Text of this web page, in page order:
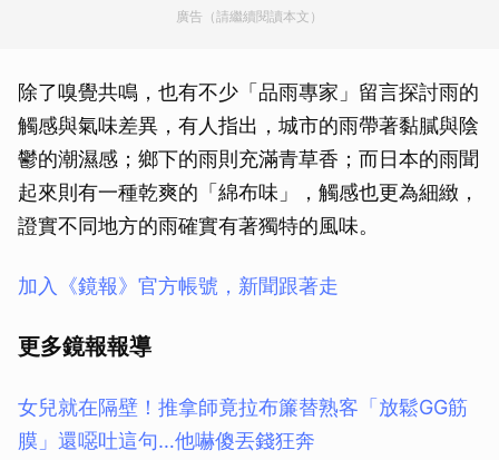
廣告（請繼續閱讀本文）
除了嗅覺共鳴，也有不少「品雨專家」留言探討雨的
觸感與氣味差異，有人指出，城市的雨帶著黏膩與陰
鬱的潮濕感；鄉下的雨則充滿青草香；而日本的雨聞
起來則有一種乾爽的「綿布味」，觸感也更為細緻，
證實不同地方的雨確實有著獨特的風味。
加入《鏡報》官方帳號，新聞跟著走
更多鏡報報導
女兒就在隔壁！推拿師竟拉布簾替熟客「放鬆GG筋
膜」還噁吐這句…他嚇傻丟錢狂奔